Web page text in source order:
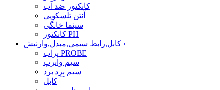
کانکتور ضد آب
آنتن تلسکوپی
سینما خانگی
کانکتور PH
›
پراب PROBE
سیم وایرپ
سیم بِرِد برد
کابل